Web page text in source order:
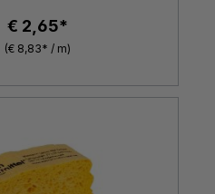
€ 2,65*
(€ 8,83* / m)